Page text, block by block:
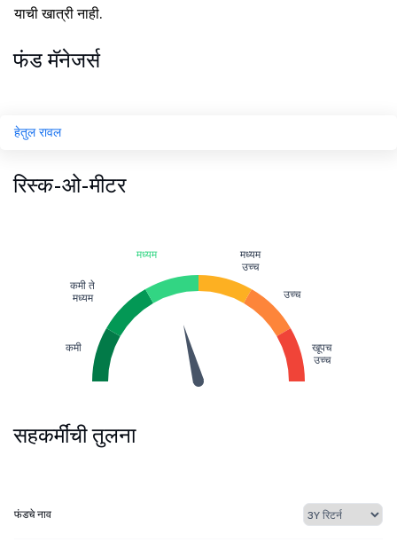
याची खात्री नाही.
फंड मॅनेजर्स
हेतुल रावल
रिस्क-ओ-मीटर
कमी
कमी ते
मध्यम
मध्यम
मध्यम
उच्च
उच्च
खूपच
उच्च
सहकर्मींची तुलना
फंडचे नाव